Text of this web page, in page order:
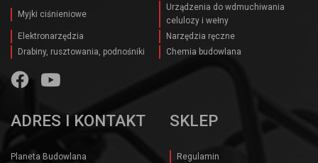
Myjki ciśnieniowe
Urządzenia do wdmuchiwania
celulozy i wełny
Elektronarzędzia
Narzędzia ręczne
Drabiny, rusztowania, podnośniki
Chemia budowlana
ADRES I KONTAKT
Planeta Budowlana
SKLEP
Regulamin